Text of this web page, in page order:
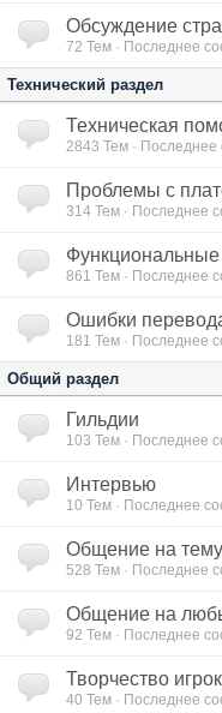
Обсуждение
72 Тем · Последнее
Технический раздел
Техническая
2843 Тем ·
Проблемы с
314 Тем · Последнее
861 Тем · Последнее
Ошибки
181 Тем · Последнее
Общий раздел
Гильдии
103 Тем · Последнее
Интервью
10 Тем · Последнее
Общение на
528 Тем · Последнее
Общение на
92 Тем · Последнее
Творчество
40 Тем · Последнее